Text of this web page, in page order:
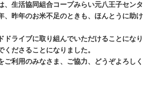
、生活協同組合コープみらい元八王子センタ
、昨年のお米不足のときも、ほんとうに助け
ライブに取り組んでいただけることになり
ださることになりました。
利用のみなさま、ご協力、どうぞよろしく